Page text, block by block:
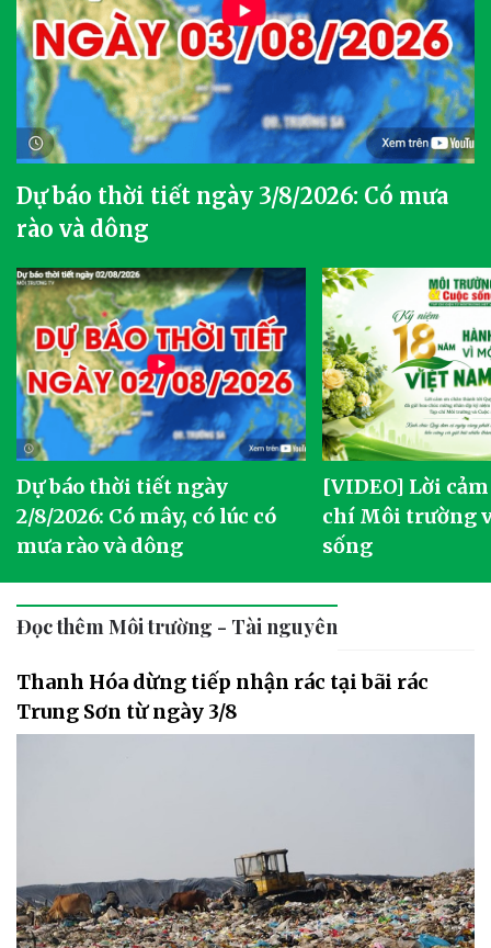
Dự báo thời tiết ngày 3/8/2026: Có mưa
rào và dông
Dự báo thời tiết ngày
2/8/2026: Có mây, có lúc có
mưa rào và dông
[VIDEO] Lời
chí Môi trường
sống
Đọc thêm Môi trường - Tài nguyên
Thanh Hóa dừng tiếp nhận rác tại bãi rác
Trung Sơn từ ngày 3/8